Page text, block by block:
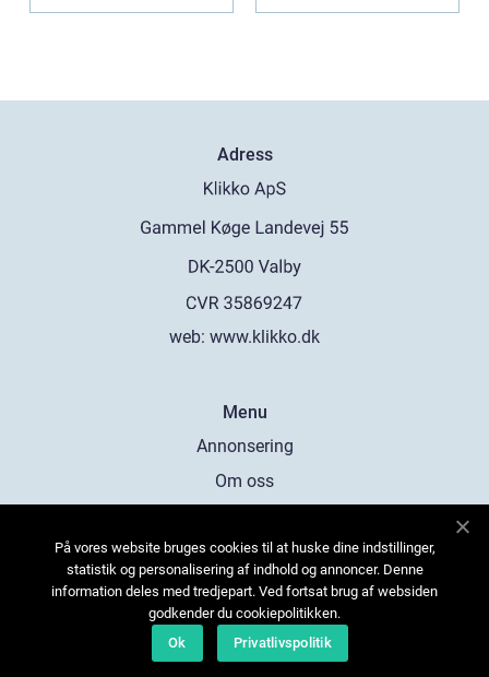
Adress
web: www.klikko.dk
Menu
Annonsering
Om oss
Kontakta oss
Sitemap
På vores website bruges cookies til at huske dine indstillinger,
statistik og personalisering af indhold og annoncer. Denne
information deles med tredjepart. Ved fortsat brug af websiden
godkender du cookiepolitikken.
Ok
Privatlivspolitik